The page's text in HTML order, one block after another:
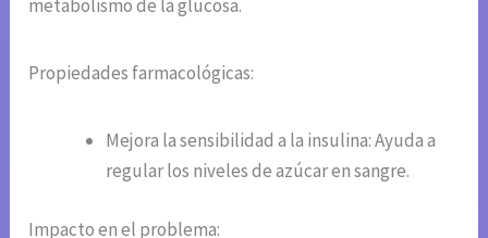
metabolismo de la glucosa.
Propiedades farmacológicas:
Mejora la sensibilidad a la insulina: Ayuda a
regular los niveles de azúcar en sangre.
Impacto en el problema: